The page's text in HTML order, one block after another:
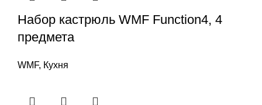
Набор кастрюль WMF Function4, 4
предмета
WMF, Кухня